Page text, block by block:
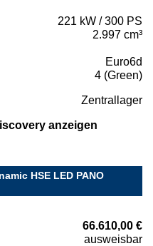
221 kW / 300 PS
2.997 cm³
Euro6d
4 (Green)
Zentrallager
anzeigen
HSE LED PANO
66.610,00 €
ausweisbar